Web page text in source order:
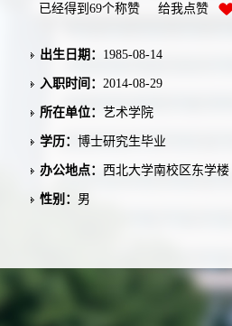
已经得到 69个称赞 给我点赞
出生日期： 1985-08-14
入职时间： 2014-08-29
所在单位： 艺术学院
学历： 博士研究生毕业
办公地点： 西北大学南校区东学楼
性别： 男